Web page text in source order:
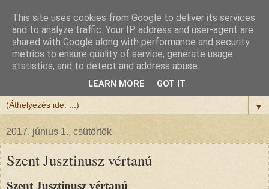
Félix atya
Szeretettel köszöntöm a honlapomra ellátogatót.
▼
2017. június 1., csütörtök
Szent Jusztinusz vértanú
Szent Jusztinusz vértanú
This site uses cookies from Google to deliver its services
and to analyze traffic. Your IP address and user-agent are
shared with Google along with performance and security
metrics to ensure quality of service, generate usage
statistics, and to detect and address abuse.
LEARN MORE GOT IT